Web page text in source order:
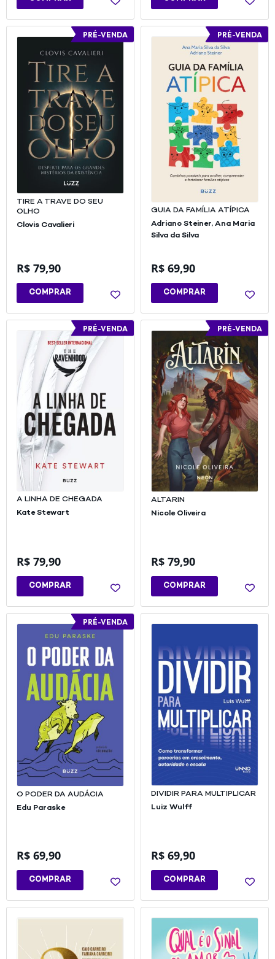
PRÉ-VENDA
TIRE A TRAVE DO SEU
OLHO
Clovis Cavalieri
R$ 79,90
COMPRAR
PRÉ-VENDA
GUIA DA FAMÍLIA ATÍPICA
Adriano Steiner, Ana Maria
Silva da Silva
R$ 69,90
COMPRAR
PRÉ-VENDA
A LINHA DE CHEGADA
Kate Stewart
R$ 79,90
COMPRAR
PRÉ-VENDA
ALTARIN
Nicole Oliveira
R$ 79,90
COMPRAR
PRÉ-VENDA
O PODER DA AUDÁCIA
Edu Paraske
R$ 69,90
COMPRAR
DIVIDIR PARA MULTIPLICAR
Luiz Wulff
R$ 69,90
COMPRAR